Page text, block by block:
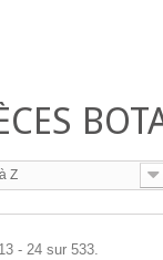
Z
- 24 sur 533.